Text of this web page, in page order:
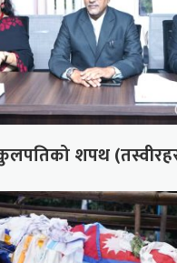
कुलपतिको शपथ